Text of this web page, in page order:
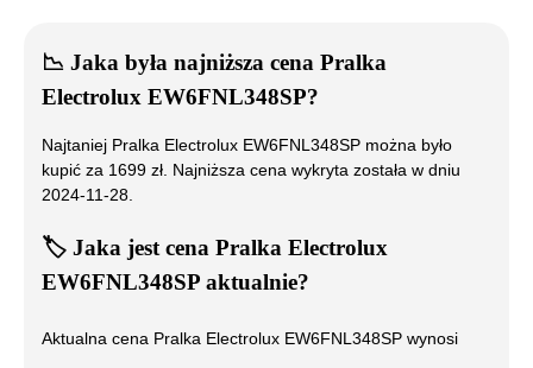
📉 Jaka była najniższa cena Pralka
Electrolux EW6FNL348SP?
Najtaniej Pralka Electrolux EW6FNL348SP można było
kupić za 1699 zł. Najniższa cena wykryta została w dniu
2024-11-28
🏷️ Jaka jest cena Pralka Electrolux
EW6FNL348SP aktualnie?
Aktualna cena Pralka Electrolux EW6FNL348SP wynosi